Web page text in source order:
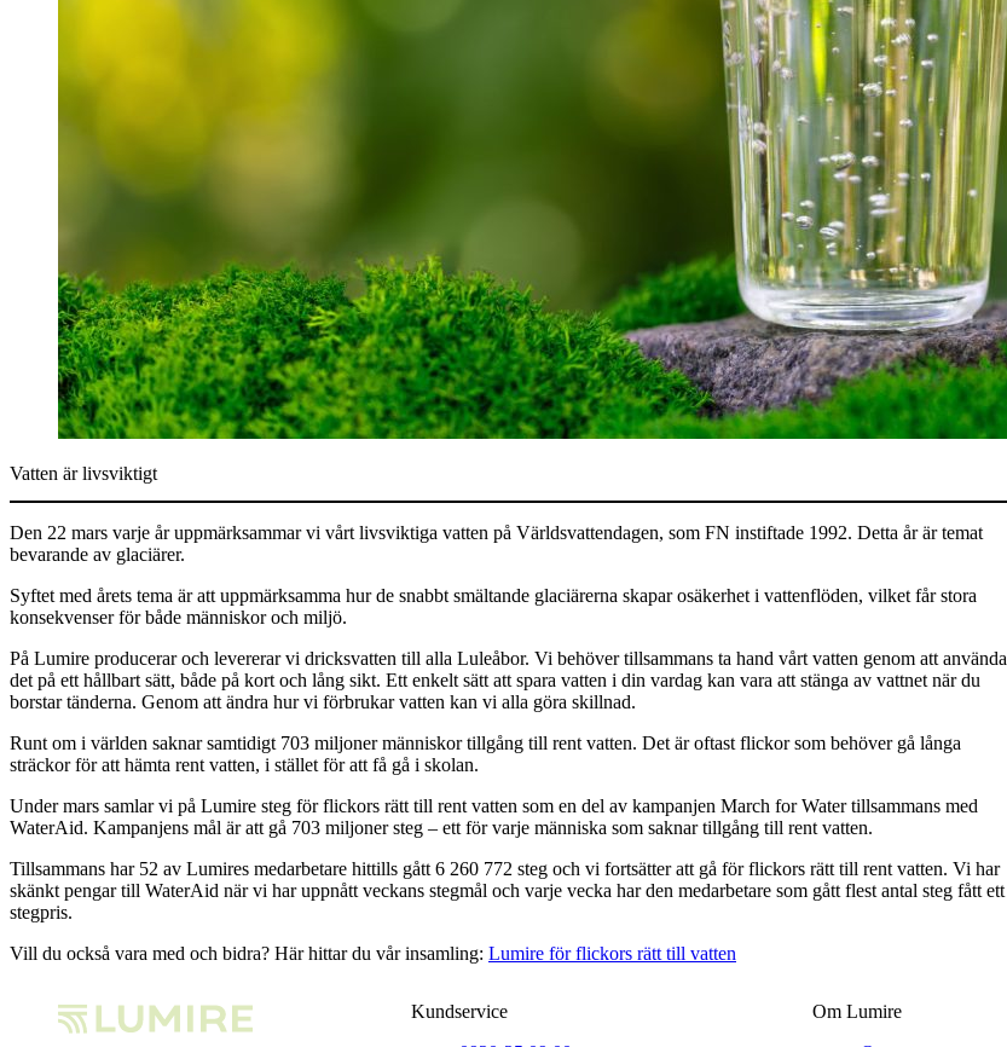
Vatten är livsviktigt
Den 22 mars varje år uppmärksammar vi vårt livsviktiga vatten på Världsvattendagen, som FN instiftade 1992. Detta år är temat
bevarande av glaciärer.
Syftet med årets tema är att uppmärksamma hur de snabbt smältande glaciärerna skapar osäkerhet i vattenflöden, vilket får stora
konsekvenser för både människor och miljö.
På Lumire producerar och levererar vi dricksvatten till alla Luleåbor. Vi behöver tillsammans ta hand vårt vatten genom att använda
det på ett hållbart sätt, både på kort och lång sikt. Ett enkelt sätt att spara vatten i din vardag kan vara att stänga av vattnet när du
borstar tänderna. Genom att ändra hur vi förbrukar vatten kan vi alla göra skillnad.
Runt om i världen saknar samtidigt 703 miljoner människor tillgång till rent vatten. Det är oftast flickor som behöver gå långa
sträckor för att hämta rent vatten, i stället för att få gå i skolan.
Under mars samlar vi på Lumire steg för flickors rätt till rent vatten som en del av kampanjen March for Water tillsammans med
WaterAid. Kampanjens mål är att gå 703 miljoner steg – ett för varje människa som saknar tillgång till rent vatten.
Tillsammans har 52 av Lumires medarbetare hittills gått 6 260 772 steg och vi fortsätter att gå för flickors rätt till rent vatten. Vi har
skänkt pengar till WaterAid när vi har uppnått veckans stegmål och varje vecka har den medarbetare som gått flest antal steg fått ett
stegpris.
Vill du också vara med och bidra? Här hittar du vår insamling: Lumire för flickors rätt till vatten
Kundservice
Om Lumire